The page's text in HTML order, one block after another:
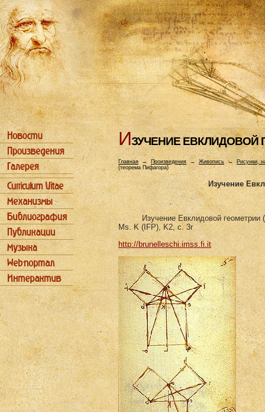
ИЗУЧЕHИЕ ЕВКЛИДОВОЙ
Главная→ Произведения → Живопись → Рисунки,
(теорема Пифагора)
Изучение
Изучение Евклидовой
Ms. K (IFP), K2, c. 3r
http://brunelleschi.imss.fi.it